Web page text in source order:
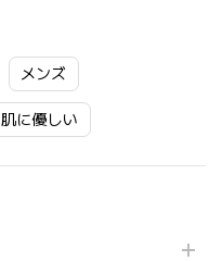
メンズ
肌に優しい